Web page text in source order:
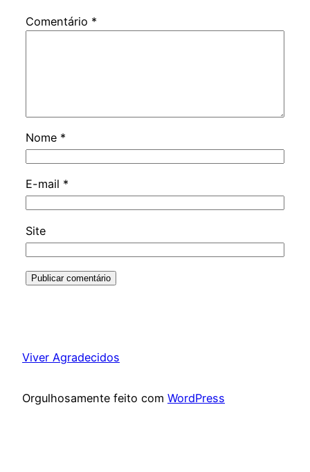
Comentário *
Nome *
E-mail *
Site
Viver Agradecidos
Orgulhosamente feito com WordPress